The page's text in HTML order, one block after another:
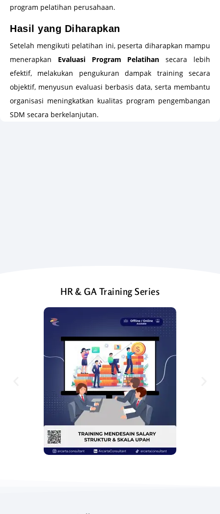
program pelatihan perusahaan.
Hasil yang Diharapkan
Setelah mengikuti pelatihan ini, peserta diharapkan mampu
menerapkan Evaluasi Program Pelatihan secara lebih
efektif, melakukan pengukuran dampak training secara
objektif, menyusun evaluasi berbasis data, serta membantu
organisasi meningkatkan kualitas program pengembangan
SDM secara berkelanjutan.
HR & GA Training Series